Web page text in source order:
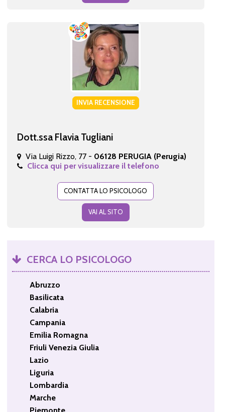
INVIA RECENSIONE
Dott.ssa Flavia Tugliani
Via Luigi Rizzo, 77 - 06128 PERUGIA (Perugia)
Clicca qui per visualizzare il telefono
CONTATTA LO PSICOLOGO
VAI AL SITO
CERCA LO PSICOLOGO
Abruzzo
Basilicata
Calabria
Campania
Emilia Romagna
Friuli Venezia Giulia
Lazio
Liguria
Lombardia
Marche